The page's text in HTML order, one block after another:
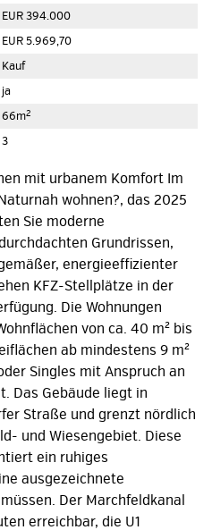
EUR 394.000
EUR 5.969,70
Kauf
ja
66m2
3
mit urbanem Komfort Im
wohnen?, das 2025
Sie moderne
Grundrissen,
energieeffizienter
KFZ-Stellplätze in der
Die Wohnungen
von ca. 40 m² bis
ab mindestens 9 m²
Singles mit Anspruch an
Das Gebäude liegt in
Straße und grenzt nördlich
und Wiesengebiet. Diese
ein ruhiges
ausgezeichnete
Der Marchfeldkanal
erreichbar, die U1